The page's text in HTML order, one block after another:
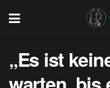
„Es ist